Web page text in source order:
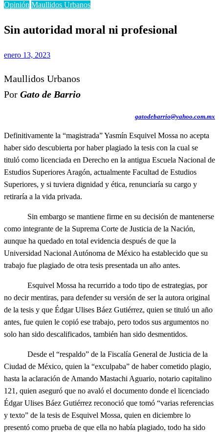
Opinión Maullidos Urbanos
Sin autoridad moral ni profesional
Publicado
enero 13, 2023
Maullidos Urbanos
Por Gato de Barrio
gatodebarrio@yahoo.com.mx
Definitivamente la “magistrada” Yasmín Esquivel Mossa no acepta
haber sido descubierta por haber plagiado la tesis con la cual se
tituló como licenciada en Derecho en la antigua Escuela Nacional de
Estudios Superiores Aragón, actualmente Facultad de Estudios
Superiores, y si tuviera dignidad y ética, renunciaría su cargo y
retiraría a la vida privada.
Sin embargo se mantiene firme en su decisión de mantenerse
como integrante de la Suprema Corte de Justicia de la Nación,
aunque ha quedado en total evidencia después de que la
Universidad Nacional Autónoma de México ha establecido que su
trabajo fue plagiado de otra tesis presentada un año antes.
Esquivel Mossa ha recurrido a todo tipo de estrategias, por
no decir mentiras, para defender su versión de ser la autora original
de la tesis y que Édgar Ulises Báez Gutiérrez, quien se tituló un año
antes, fue quien le copió ese trabajo, pero todos sus argumentos no
solo han sido descalificados, también han sido desmentidos.
Desde el “respaldo” de la Fiscalía General de Justicia de la
Ciudad de México, quien la “exculpaba” de haber cometido plagio,
hasta la aclaración de Amando Mastachi Aguario, notario capitalino
121, quien aseguró que no avaló el documento donde el licenciado
Édgar Ulises Báez Gutiérrez reconoció que tomó “varias referencias
y texto” de la tesis de Esquivel Mossa, quien en diciembre lo
presentó como prueba de que ella no había plagiado, todo ha sido